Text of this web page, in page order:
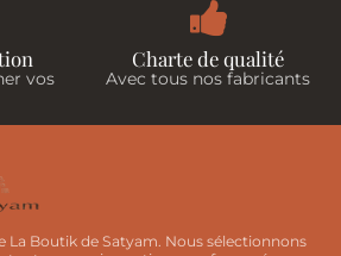
vos
Charte de qualité
Avec tous nos fabricants
La Boutik de Satyam. Nous sélectionnons